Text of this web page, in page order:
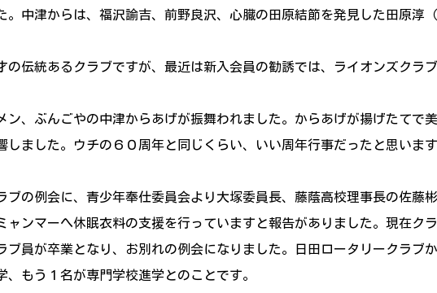
中津からは、福沢諭吉、前野良沢、心臓の田原結節を発見した田原淳
伝統あるクラブですが、最近は新入会員の勧誘では、ライオンズクラ
、ぶんごやの中津からあげが振舞われました。からあげが揚げたてで
ました。ウチの６０周年と同じくらい、いい周年行事だったと思いま
の例会に、青少年奉仕委員会より大塚委員長、藤蔭高校理事長の佐藤
ンマーへ休眠衣料の支援を行っていますと報告がありました。現在ク
員が卒業となり、お別れの例会になりました。日田ロータリークラブ
、もう１名が専門学校進学とのことです。